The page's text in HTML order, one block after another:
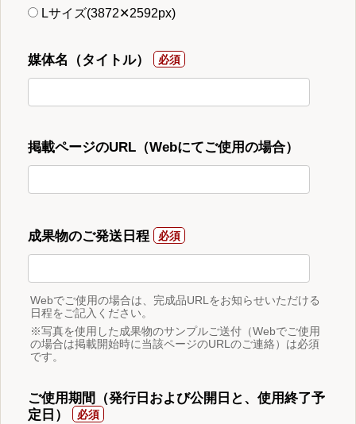
Lサイズ(3872✕2592px)
媒体名（タイトル）
掲載ページのURL（Webにてご使用の場合）
成果物のご発送日程
Webでご使用の場合は、完成品URLをお知らせいただける
日程をご記入ください。
※写真を使用した成果物のサンプルご送付（Webでご使用
の場合は掲載開始時に当該ページのURLのご連絡）は必須
です。
ご使用期間（発行日および公開日と、使用終了予
定日）